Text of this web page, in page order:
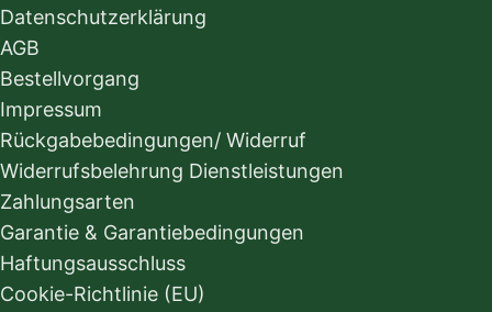
Datenschutzerklärung
AGB
Bestellvorgang
Impressum
Rückgabebedingungen/ Widerruf
Widerrufsbelehrung Dienstleistungen
Zahlungsarten
Garantie & Garantiebedingungen
Haftungsausschluss
Cookie-Richtlinie (EU)